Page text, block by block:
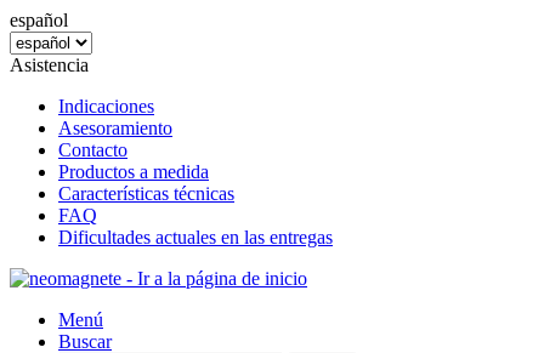
español
Asistencia
Indicaciones
Asesoramiento
Contacto
Productos a medida
Características técnicas
FAQ
Dificultades actuales en las entregas
Menú
Buscar